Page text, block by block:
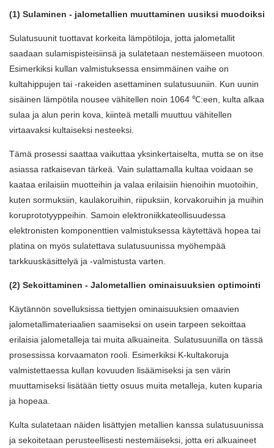
(1) Sulaminen - jalometallien muuttaminen uusiksi muodoiksi
Sulatusuunit tuottavat korkeita lämpötiloja, jotta jalometallit
saadaan sulamispisteisiinsä ja sulatetaan nestemäiseen muotoon.
Esimerkiksi kullan valmistuksessa ensimmäinen vaihe on
kultahippujen tai -rakeiden asettaminen sulatusuuniin. Kun uunin
sisäinen lämpötila nousee vähitellen noin 1064 ℃:een, kulta alkaa
sulaa ja alun perin kova, kiinteä metalli muuttuu vähitellen
virtaavaksi kultaiseksi nesteeksi.
Tämä prosessi saattaa vaikuttaa yksinkertaiselta, mutta se on itse
asiassa ratkaisevan tärkeä. Vain sulattamalla kultaa voidaan se
kaataa erilaisiin muotteihin ja valaa erilaisiin hienoihin muotoihin,
kuten sormuksiin, kaulakoruihin, riipuksiin, korvakoruihin ja muihin
koruprototyyppeihin. Samoin elektroniikkateollisuudessa
elektronisten komponenttien valmistuksessa käytettävä hopea tai
platina on myös sulatettava sulatusuunissa myöhempää
tarkkuuskäsittelyä ja -valmistusta varten.
(2) Sekoittaminen - Jalometallien ominaisuuksien optimointi
Käytännön sovelluksissa tiettyjen ominaisuuksien omaavien
jalometallimateriaalien saamiseksi on usein tarpeen sekoittaa
erilaisia ​​jalometalleja tai muita alkuaineita. Sulatusuunilla on tässä
prosessissa korvaamaton rooli. Esimerkiksi K-kultakoruja
valmistettaessa kullan kovuuden lisäämiseksi ja sen värin
muuttamiseksi lisätään tietty osuus muita metalleja, kuten kuparia
ja hopeaa.
Kulta sulatetaan näiden lisättyjen metallien kanssa sulatusuunissa
ja sekoitetaan perusteellisesti nestemäiseksi, jotta eri alkuaineet